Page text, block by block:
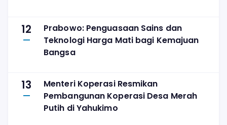
12
Prabowo: Penguasaan Sains dan
Teknologi Harga Mati bagi Kemajuan
Bangsa
13
Menteri Koperasi Resmikan
Pembangunan Koperasi Desa Merah
Putih di Yahukimo